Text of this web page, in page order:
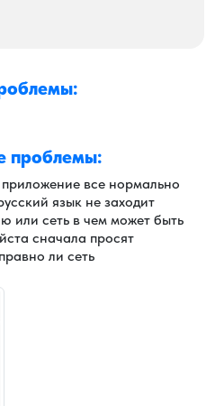
проблемы:
все нормально
язык не заходит
или сеть в чем может быть
сначала просят
ли сеть